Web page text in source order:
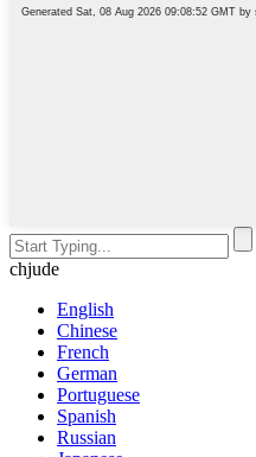
chjude
English
Chinese
French
German
Portuguese
Spanish
Russian